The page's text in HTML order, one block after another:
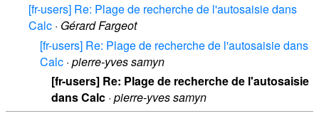
[fr-users] Re: Plage de recherche de l'autosaisie dans
Calc · Gérard Fargeot
[fr-users] Re: Plage de recherche de l'autosaisie dans
Calc · pierre-yves samyn
[fr-users] Re: Plage de recherche de l'autosaisie
dans Calc · pierre-yves samyn